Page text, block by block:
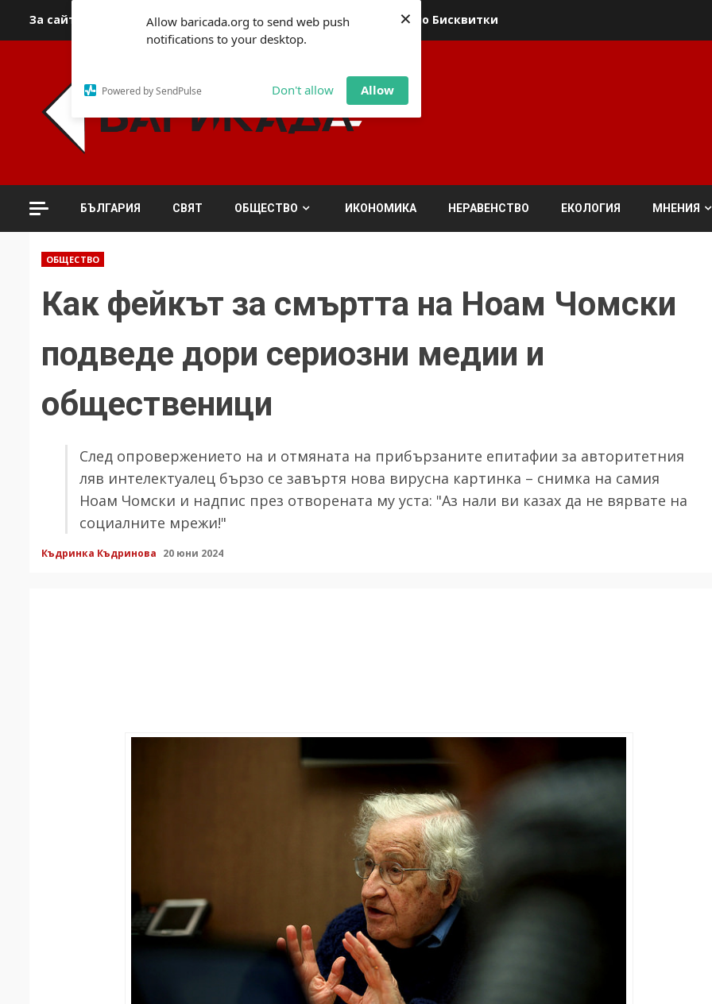
Allow baricada.org to send web push
notifications to your desktop.
Powered by SendPulse Don't allow Allow
×
За сайта За контакти За реклама Политика относно Бисквитки
БЪЛГАРИЯ СВЯТ ОБЩЕСТВО ИКОНОМИКА НЕРАВЕНСТВО ЕКОЛОГИЯ МНЕНИЯ
ОБЩЕСТВО
Как фейкът за смъртта на Ноам Чомски
подведе дори сериозни медии и
общественици
След опровержението на и отмяната на прибързаните епитафии за авторитетния
ляв интелектуалец бързо се завъртя нова вирусна картинка – снимка на самия
Ноам Чомски и надпис през отворената му уста: "Аз нали ви казах да не вярвате на
социалните мрежи!"
Къдринка Къдринова 20 юни 2024